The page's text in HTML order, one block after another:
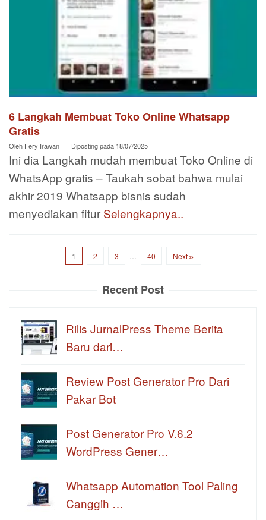
6 Langkah Membuat Toko Online Whatsapp
Gratis
Oleh Fery Irawan Diposting pada 18/07/2025
Ini dia Langkah mudah membuat Toko Online di
WhatsApp gratis – Taukah sobat bahwa mulai
akhir 2019 Whatsapp bisnis sudah
menyediakan fitur Selengkapnya..
1 2 3 … 40 Next
Recent Post
Rilis JurnalPress Theme Berita
Baru dari…
Review Post Generator Pro Dari
Pakar Bot
Post Generator Pro V.6.2
WordPress Gener…
Whatsapp Automation Tool Paling
Canggih …